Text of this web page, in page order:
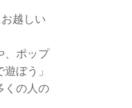
越しい
、ポップ
ぼう」
くの人の